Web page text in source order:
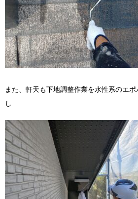
また、軒天も下地調整作業を水性系のエ
し